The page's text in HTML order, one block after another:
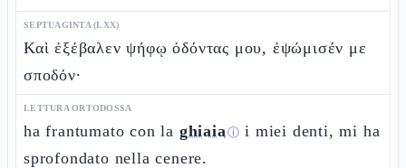
SEPTUAGINTA (LXX)
Καὶ ἐξέβαλεν ψήφῳ ὀδόντας μου, ἐψώμισέν με
σποδόν·
LETTURA ORTODOSSA
ha frantumato con la ghiaiaⓘ i miei denti, mi ha
sprofondato nella cenere.